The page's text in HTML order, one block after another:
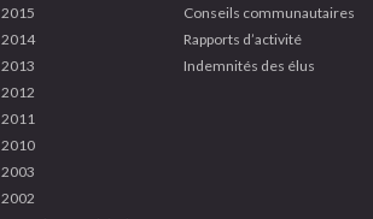
2015
2014
2013
2012
2011
2010
2003
2002
Conseils communautaires
Rapports d’activité
Indemnités des élus